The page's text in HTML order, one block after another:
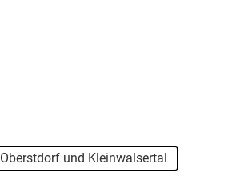
Oberstdorf und Kleinwalsertal